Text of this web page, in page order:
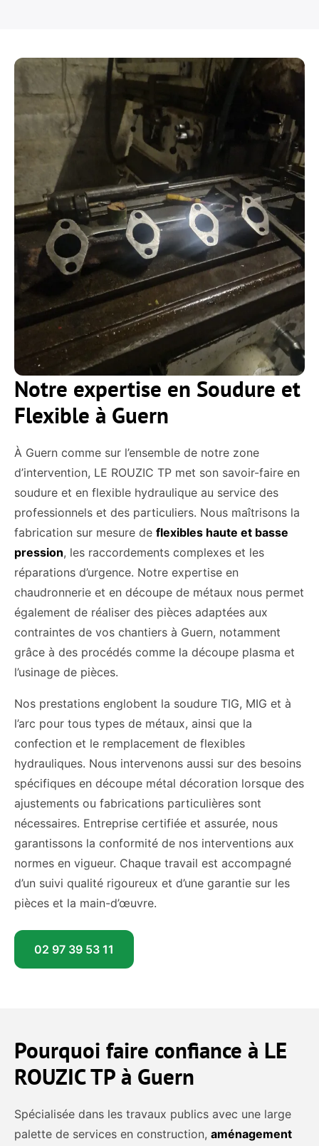
Notre expertise en Soudure et
Flexible à Guern
À Guern comme sur l’ensemble de notre zone
d’intervention, LE ROUZIC TP met son savoir-faire en
soudure et en flexible hydraulique au service des
professionnels et des particuliers. Nous maîtrisons la
fabrication sur mesure de flexibles haute et basse
pression, les raccordements complexes et les
réparations d’urgence. Notre expertise en
chaudronnerie et en découpe de métaux nous permet
également de réaliser des pièces adaptées aux
contraintes de vos chantiers à Guern, notamment
grâce à des procédés comme la découpe plasma et
l’usinage de pièces.
Nos prestations englobent la soudure TIG, MIG et à
l’arc pour tous types de métaux, ainsi que la
confection et le remplacement de flexibles
hydrauliques. Nous intervenons aussi sur des besoins
spécifiques en découpe métal décoration lorsque des
ajustements ou fabrications particulières sont
nécessaires. Entreprise certifiée et assurée, nous
garantissons la conformité de nos interventions aux
normes en vigueur. Chaque travail est accompagné
d’un suivi qualité rigoureux et d’une garantie sur les
pièces et la main-d’œuvre.
02 97 39 53 11
Pourquoi faire confiance à LE
ROUZIC TP à Guern
Spécialisée dans les travaux publics avec une large
palette de services en construction, aménagement